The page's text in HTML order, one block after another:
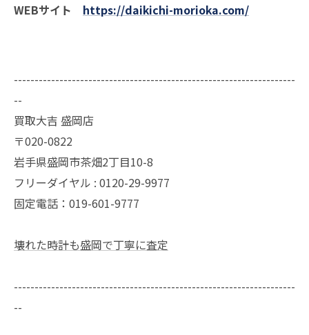
WEBサイト https://daikichi-morioka.com/
--------------------------------------------------------------------
--
買取大吉 盛岡店
〒020-0822
岩手県盛岡市茶畑2丁目10-8
フリーダイヤル : 0120-29-9977
固定電話：019-601-9777
壊れた時計も盛岡で丁寧に査定
--------------------------------------------------------------------
--